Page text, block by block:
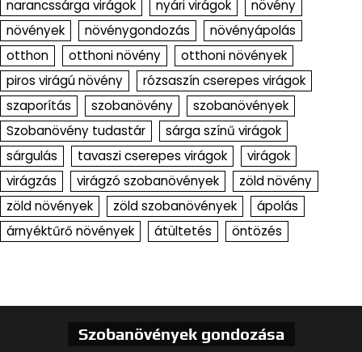
narancssárga virágok
nyári virágok
növény
növények
növénygondozás
növényápolás
otthon
otthoni növény
otthoni növények
piros virágú növény
rózsaszín cserepes virágok
szaporítás
szobanövény
szobanövények
Szobanövény tudastár
sárga színű virágok
sárgulás
tavaszi cserepes virágok
virágok
virágzás
virágzó szobanövények
zöld növény
zöld növények
zöld szobanövények
ápolás
árnyéktűrő növények
átültetés öntözés
Szobanövények gondozása